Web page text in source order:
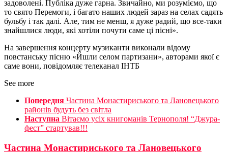
задоволені. Публіка дуже гарна. Звичайно, ми розуміємо, що
то свято Перемоги, і багато наших людей зараз на селах садять
бульбу і так далі. Але, тим не менш, я дуже радий, що все-таки
знайшлися люди, які хотіли почути саме ці пісні».
На завершення концерту музиканти виконали відому
повстанську пісню «Йшли селом партизани», авторами якої є
саме вони, повідомляє телеканал ІНТБ
See more
Попередня Частина Монастириського та Лановецького
районів будуть без світла
Наступна Вітаємо усіх книгоманів Тернополя! “Джура-
фест” стартував!!!
Частина Монастириського та Лановецького